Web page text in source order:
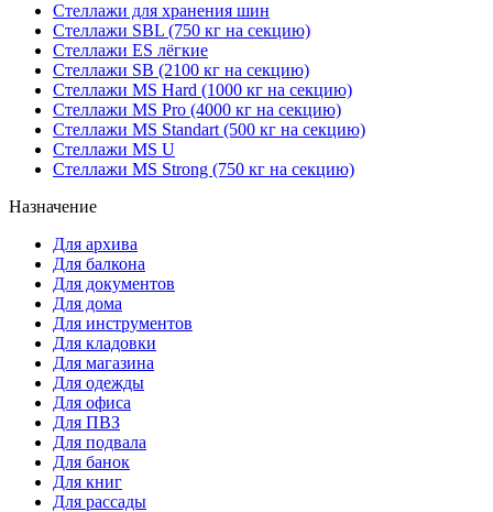
Стеллажи для хранения шин
Стеллажи SBL (750 кг на секцию)
Стеллажи ES лёгкие
Стеллажи SB (2100 кг на секцию)
Стеллажи MS Hard (1000 кг на секцию)
Стеллажи MS Pro (4000 кг на секцию)
Стеллажи MS Standart (500 кг на секцию)
Стеллажи MS U
Стеллажи MS Strong (750 кг на секцию)
Назначение
Для архива
Для балкона
Для документов
Для дома
Для инструментов
Для кладовки
Для магазина
Для одежды
Для офиса
Для ПВЗ
Для подвала
Для банок
Для книг
Для рассады